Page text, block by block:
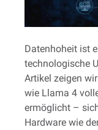
Datenhoheit ist
technologische
Artikel zeigen
wie Llama 4
ermöglicht –
Hardware wie